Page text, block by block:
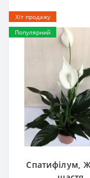
Хіт продажу
Популярний
Спатифілум,